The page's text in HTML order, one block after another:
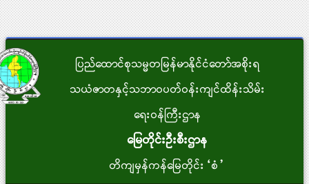
ပြည်ထောင်စုသမ္မတမြန်မာနိုင်ငံတော်အစိုးရ
သယံဇာတနှင့်သဘာဝပတ်ဝန်းကျင်ထိန်းသိမ်း
ရေးဝန်ကြီးဌာန
မြေတိုင်းဦးစီးဌာန
တိကျမှန်ကန်မြေတိုင်း“စံ”